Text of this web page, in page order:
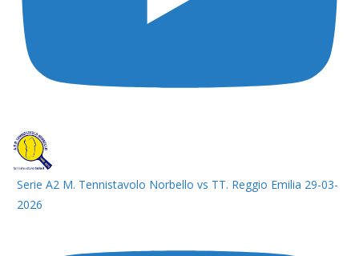
Serie A2 M. Tennistavolo Norbello vs TT. Reggio Emilia 29-03-
2026